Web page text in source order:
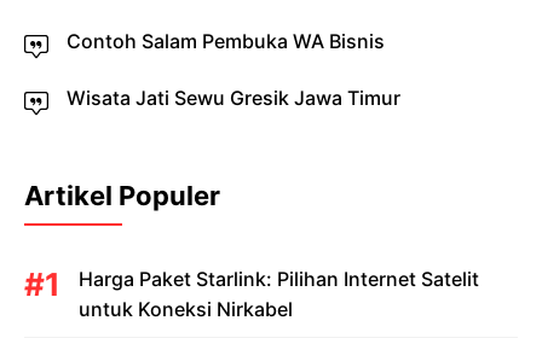
Contoh Salam Pembuka WA Bisnis
Wisata Jati Sewu Gresik Jawa Timur
Artikel Populer
Harga Paket Starlink: Pilihan Internet Satelit
untuk Koneksi Nirkabel